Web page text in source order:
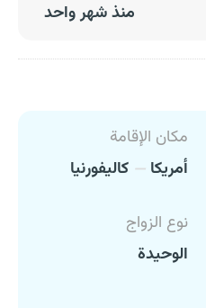
منذ شهر واحد
مكان الإقامة
أمريكا
كاليفورنيا
نوع الزواج
الوحيدة